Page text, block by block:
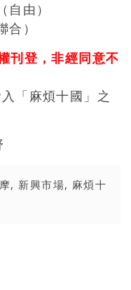
由）
）
刊登，非經同意不
「麻煩十國」之
, 新興市場, 麻煩十